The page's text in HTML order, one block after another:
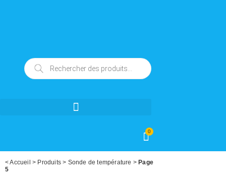
0
<Accueil > Produits > Sonde de température > Page
5